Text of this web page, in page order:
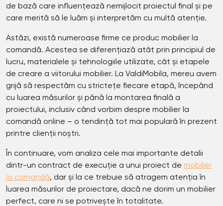
de bază care influențează nemijlocit proiectul final și pe
care merită să le luăm și interpretăm cu multă atenție.
Astăzi, există numeroase firme ce produc mobilier la
comandă. Acestea se diferențiază atât prin principiul de
lucru, materialele și tehnologiile utilizate, cât și etapele
de creare a viitorului mobilier. La ValdiMobila, mereu avem
grijă să respectăm cu strictețe fiecare etapă, începând
cu luarea măsurilor și până la montarea finală a
proiectului, inclusiv când vorbim despre mobilier la
comandă online – o tendință tot mai populară în prezent
printre clienții noștri.
În continuare, vom analiza cele mai importante detalii
dintr-un contract de execuție a unui proiect de mobilier
la comandă, dar și la ce trebuie să atragem atenția în
luarea măsurilor de proiectare, dacă ne dorim un mobilier
perfect, care ni se potrivește în totalitate.